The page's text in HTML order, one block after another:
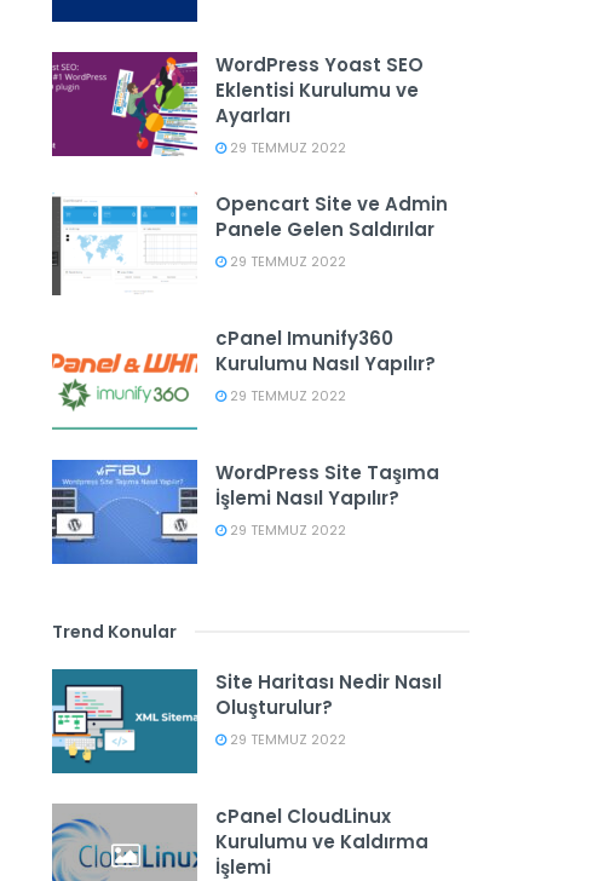
WordPress Yoast SEO
Eklentisi Kurulumu ve
Ayarları
29 TEMMUZ 2022
Opencart Site ve Admin
Panele Gelen Saldırılar
29 TEMMUZ 2022
cPanel Imunify360
Kurulumu Nasıl Yapılır?
29 TEMMUZ 2022
WordPress Site Taşıma
İşlemi Nasıl Yapılır?
29 TEMMUZ 2022
Trend Konular
Site Haritası Nedir Nasıl
Oluşturulur?
29 TEMMUZ 2022
cPanel CloudLinux
Kurulumu ve Kaldırma
İşlemi